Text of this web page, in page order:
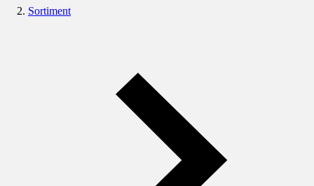
Sortiment